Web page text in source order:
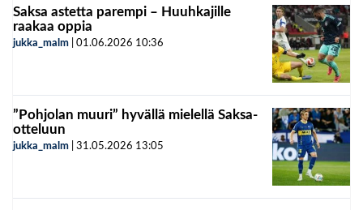
Saksa astetta parempi – Huuhkajille
raakaa oppia
jukka_malm 01.06.2026 10:36
”Pohjolan muuri” hyvällä mielellä Saksa-
otteluun
jukka_malm 31.05.2026 13:05